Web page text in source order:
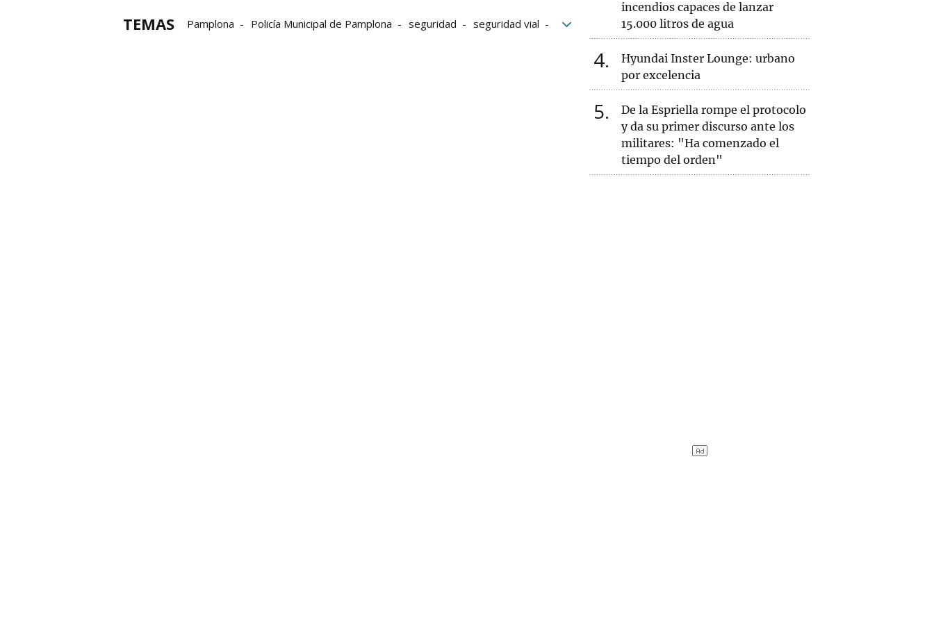
TEMAS Pamplona Policía Municipal de Pamplona seguridad
seguridad vial
incendios capaces de lanzar
15.000 litros de agua
4
Hyundai Inster Lounge: urbano
por excelencia
5
De la Espriella rompe el protocolo
y da su primer discurso ante los
militares: "Ha comenzado el
tiempo del orden"